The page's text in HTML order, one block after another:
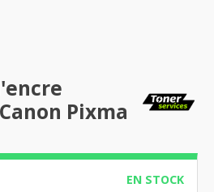
Pixma
EN STOCK